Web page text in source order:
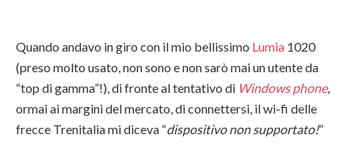
Quando andavo in giro con il mio bellissimo Lumia 1020
(preso molto usato, non sono e non sarò mai un utente da
“top di gamma”!), di fronte al tentativo di Windows phone,
ormai ai margini del mercato, di connettersi, il wi-fi delle
frecce Trenitalia mi diceva “dispositivo non supportato!”